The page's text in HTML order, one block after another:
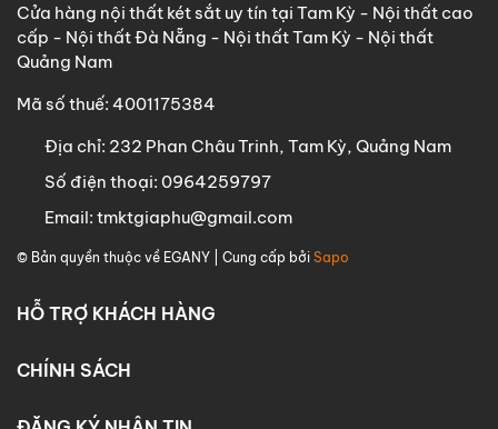
Cửa hàng nội thất két sắt uy tín tại Tam Kỳ - Nội thất cao
cấp - Nội thất Đà Nẵng - Nội thất Tam Kỳ - Nội thất
Quảng Nam
Mã số thuế: 4001175384
Địa chỉ: 232 Phan Châu Trinh, Tam Kỳ, Quảng Nam
Số điện thoại: 0964259797
Email: tmktgiaphu@gmail.com
© Bản quyền thuộc về EGANY | Cung cấp bởi Sapo
HỖ TRỢ KHÁCH HÀNG
CHÍNH SÁCH